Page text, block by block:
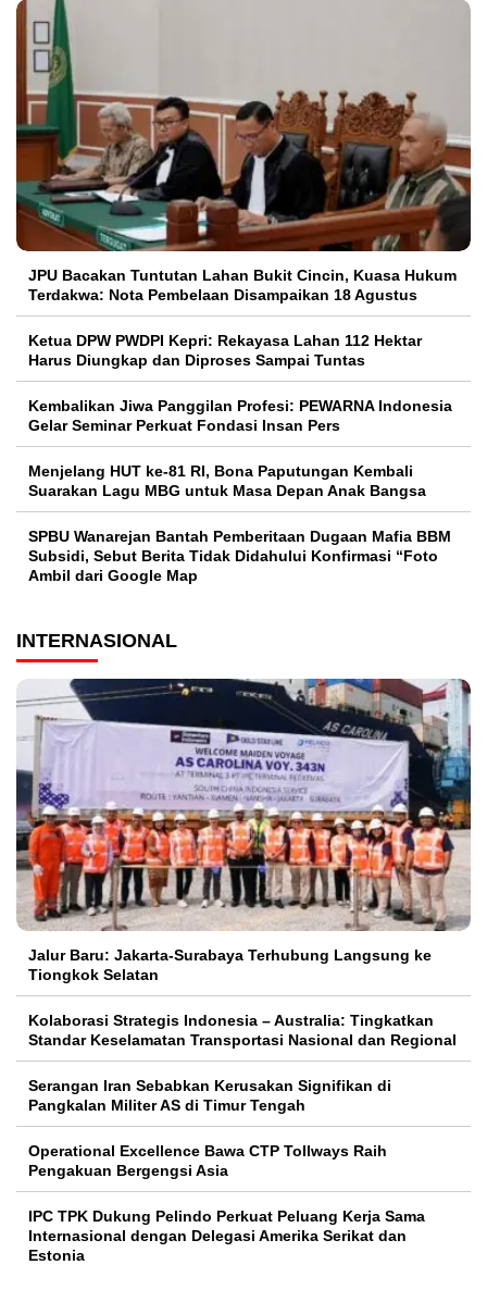
JPU Bacakan Tuntutan Lahan Bukit Cincin, Kuasa Hukum
Terdakwa: Nota Pembelaan Disampaikan 18 Agustus
Ketua DPW PWDPI Kepri: Rekayasa Lahan 112 Hektar
Harus Diungkap dan Diproses Sampai Tuntas
Kembalikan Jiwa Panggilan Profesi: PEWARNA Indonesia
Gelar Seminar Perkuat Fondasi Insan Pers
Menjelang HUT ke-81 RI, Bona Paputungan Kembali
Suarakan Lagu MBG untuk Masa Depan Anak Bangsa
SPBU Wanarejan Bantah Pemberitaan Dugaan Mafia BBM
Subsidi, Sebut Berita Tidak Didahului Konfirmasi “Foto
Ambil dari Google Map
INTERNASIONAL
Jalur Baru: Jakarta-Surabaya Terhubung Langsung ke
Tiongkok Selatan
Kolaborasi Strategis Indonesia – Australia: Tingkatkan
Standar Keselamatan Transportasi Nasional dan Regional
Serangan Iran Sebabkan Kerusakan Signifikan di
Pangkalan Militer AS di Timur Tengah
Operational Excellence Bawa CTP Tollways Raih
Pengakuan Bergengsi Asia
IPC TPK Dukung Pelindo Perkuat Peluang Kerja Sama
Internasional dengan Delegasi Amerika Serikat dan
Estonia